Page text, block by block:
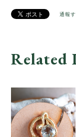
通報
Related